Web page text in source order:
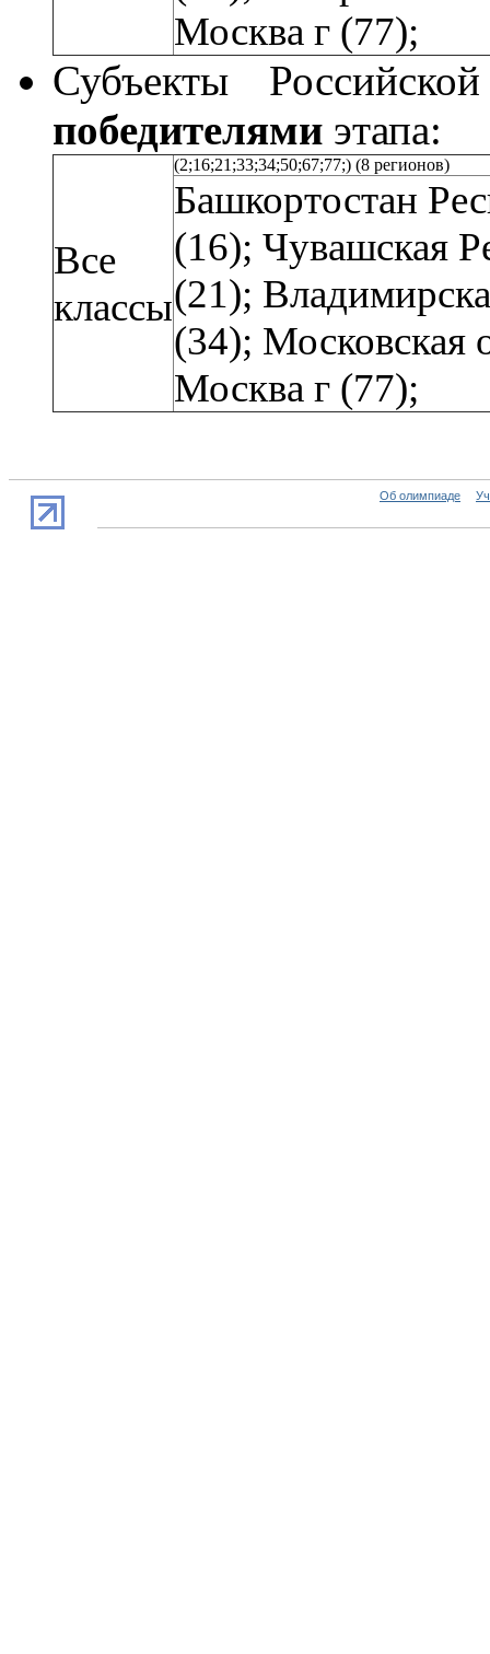
Москва г (77);
Субъекты
победителями этапа:
Все
классы
(2;16;21;33;34;50;67;77;) (8 регионов)
Башкортостан
(16); Чувашская
(21);
(34); Московская
Москва г (77);
Об олимпиаде